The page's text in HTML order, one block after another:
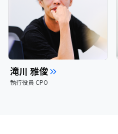
滝川 雅俊
執行役員 CPO